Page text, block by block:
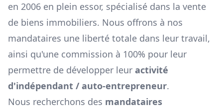
en 2006 en plein essor, spécialisé dans la vente
de biens immobiliers. Nous offrons à nos
mandataires une liberté totale dans leur travail,
ainsi qu'une commission à 100% pour leur
permettre de développer leur activité
d'indépendant / auto-entrepreneur.
Nous recherchons des mandataires